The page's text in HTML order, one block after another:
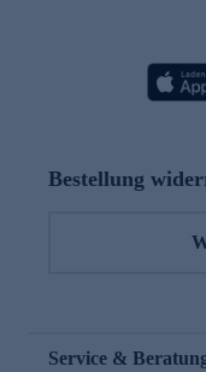
Bestellung
Service &